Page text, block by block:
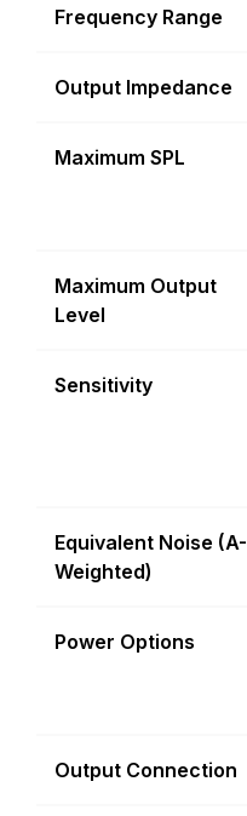
Frequency Range
Output Impedance
Maximum SPL
Maximum Output
Level
Sensitivity
Equivalent Noise (A-
Weighted)
Power Options
Output Connection